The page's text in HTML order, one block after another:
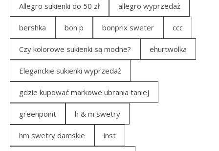
Allegro sukienki do 50 zł allegro wyprzedaż
bershka bon p bonprix sweter ccc
Czy kolorowe sukienki są modne? ehurtwolka
Eleganckie sukienki wyprzedaż
gdzie kupować markowe ubrania taniej
greenpoint h & m swetry
hm swetry damskie inst